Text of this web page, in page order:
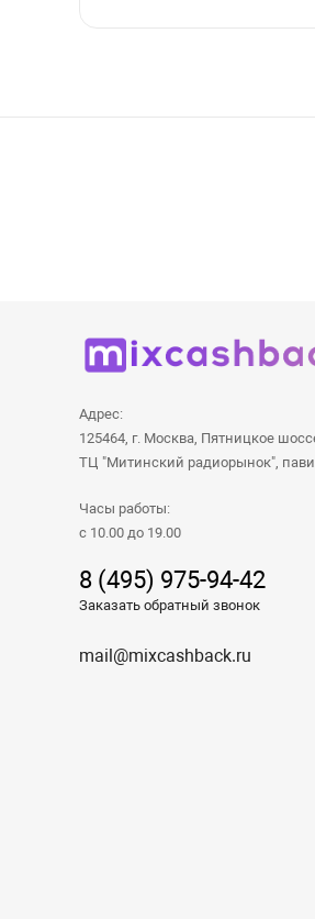
Адрес:
125464, г. Москва, Пятницкое
ТЦ "Митинский радиорынок",
Часы работы:
с 10.00 до 19.00
8 (495) 975-94-42
Заказать обратный звонок
mail@mixcashback.ru